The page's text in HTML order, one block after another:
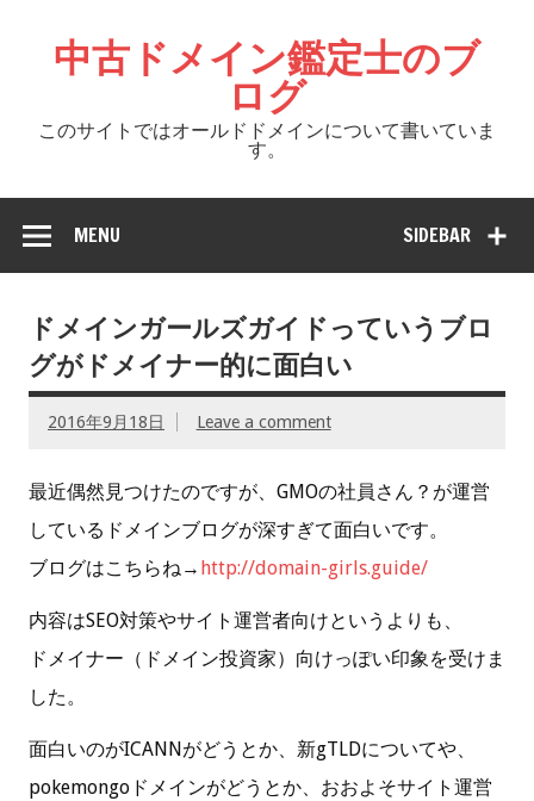
中古ドメイン鑑定士のブ
ログ
このサイトではオールドドメインについて書いていま
す。
SIDEBAR
MENU
ドメインガールズガイドっていうブロ
グがドメイナー的に面白い
2016年9月18日 Leave a comment
最近偶然見つけたのですが、GMOの社員さん？が運営
しているドメインブログが深すぎて面白いです。
ブログはこちらね→ http://domain-girls.guide/
内容はSEO対策やサイト運営者向けというよりも、
ドメイナー（ドメイン投資家）向けっぽい印象を受けま
した。
面白いのがICANNがどうとか、新gTLDについてや、
pokemongoドメインがどうとか、おおよそサイト運営